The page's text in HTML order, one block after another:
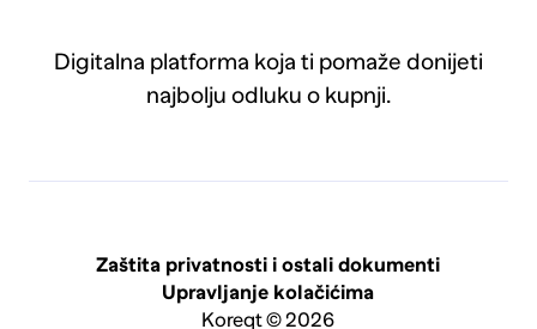
Digitalna platforma koja ti pomaže donijeti
najbolju odluku o kupnji.
Zaštita privatnosti i ostali dokumenti
Upravljanje kolačićima
Koreqt © 2026